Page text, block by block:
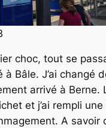
choc, tout se
à Bâle. J’ai changé
arrivé à Berne.
et j’ai rempli
A savoir